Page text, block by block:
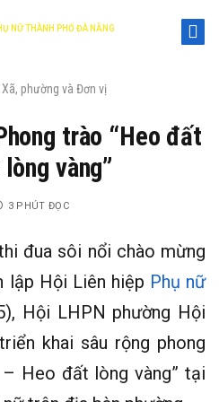
NỮ THÀNH PHỐ ĐÀ NẴNG
WOMEN'S UNION
Xã, phường và Đơn vị
trào “Heo đất
vàng”
3 PHÚT ĐỌC
đua sôi nổi chào mừng
lập Hội Liên hiệp Phụ nữ
Hội LHPN phường Hội
khai sâu rộng phong
Heo đất lòng vàng” tại